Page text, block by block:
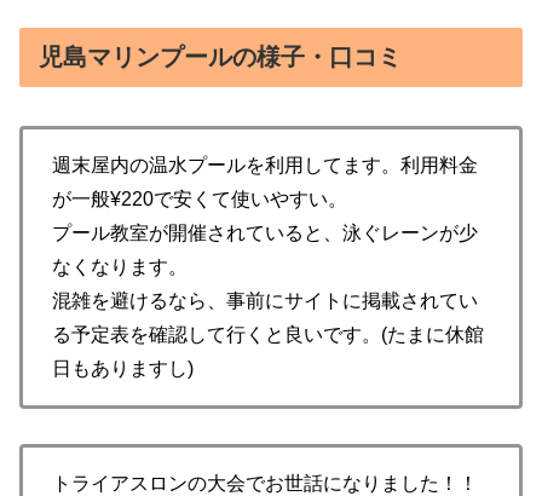
児島マリンプールの様子・口コミ
週末屋内の温水プールを利用してます。利用料金
が一般¥220で安くて使いやすい。
プール教室が開催されていると、泳ぐレーンが少
なくなります。
混雑を避けるなら、事前にサイトに掲載されてい
る予定表を確認して行くと良いです。(たまに休館
日もありますし)
トライアスロンの大会でお世話になりました！！